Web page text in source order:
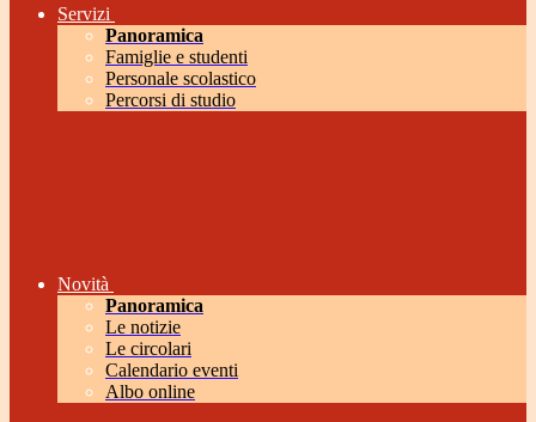
Servizi
Panoramica
Famiglie e studenti
Personale scolastico
Percorsi di studio
Novità
Panoramica
Le notizie
Le circolari
Calendario eventi
Albo online